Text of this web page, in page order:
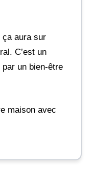
ça aura sur
C’est un
un bien-être
maison avec